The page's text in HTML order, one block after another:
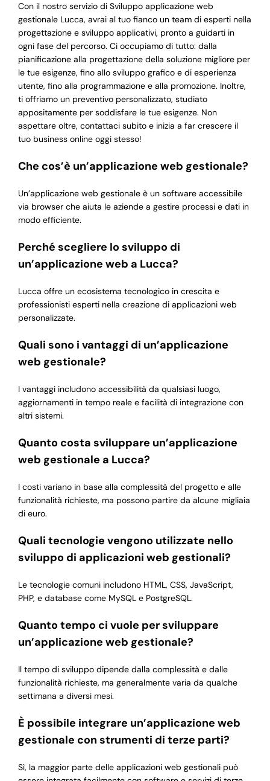
Con il nostro servizio di Sviluppo applicazione web
gestionale Lucca, avrai al tuo fianco un team di esperti nella
progettazione e sviluppo applicativi, pronto a guidarti in
ogni fase del percorso. Ci occupiamo di tutto: dalla
pianificazione alla progettazione della soluzione migliore per
le tue esigenze, fino allo sviluppo grafico e di esperienza
utente, fino alla programmazione e alla promozione. Inoltre,
ti offriamo un preventivo personalizzato, studiato
appositamente per soddisfare le tue esigenze. Non
aspettare oltre, contattaci subito e inizia a far crescere il
tuo business online oggi stesso!
Che cos’è un’applicazione web gestionale?
Un’applicazione web gestionale è un software accessibile
via browser che aiuta le aziende a gestire processi e dati in
modo efficiente.
Perché scegliere lo sviluppo di
un’applicazione web a Lucca?
Lucca offre un ecosistema tecnologico in crescita e
professionisti esperti nella creazione di applicazioni web
personalizzate.
Quali sono i vantaggi di un’applicazione
web gestionale?
I vantaggi includono accessibilità da qualsiasi luogo,
aggiornamenti in tempo reale e facilità di integrazione con
altri sistemi.
Quanto costa sviluppare un’applicazione
web gestionale a Lucca?
I costi variano in base alla complessità del progetto e alle
funzionalità richieste, ma possono partire da alcune migliaia
di euro.
Quali tecnologie vengono utilizzate nello
sviluppo di applicazioni web gestionali?
Le tecnologie comuni includono HTML, CSS, JavaScript,
PHP, e database come MySQL e PostgreSQL.
Quanto tempo ci vuole per sviluppare
un’applicazione web gestionale?
Il tempo di sviluppo dipende dalla complessità e dalle
funzionalità richieste, ma generalmente varia da qualche
settimana a diversi mesi.
È possibile integrare un’applicazione web
gestionale con strumenti di terze parti?
Sì, la maggior parte delle applicazioni web gestionali può